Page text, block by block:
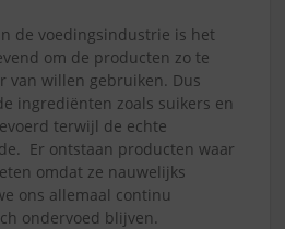
de voedingsindustrie is het
om de producten zo te
van willen gebruiken. Dus
ingrediënten zoals suikers en
terwijl de echte
Er ontstaan producten waar
omdat ze nauwelijks
ons allemaal continu
ondervoed blijven.